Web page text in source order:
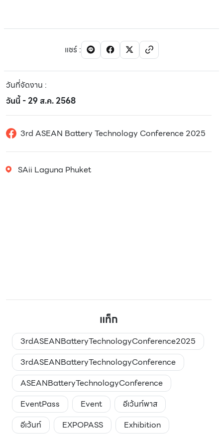
แชร์:
วันที่จัดงาน :
วันนี้ - 29 ส.ค. 2568
3rd ASEAN Battery Technology Conference 2025
SAii Laguna Phuket
แท็ก
3rdASEANBatteryTechnologyConference2025
3rdASEANBatteryTechnologyConference
ASEANBatteryTechnologyConference
EventPass
Event
อีเว้นท์พาส
อีเว้นท์
EXPOPASS Exhibition